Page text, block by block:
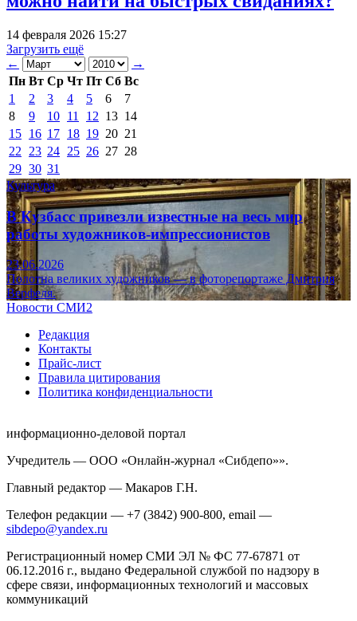
14 февраля 2026 15:27
Загрузить ещё
←
→
Пн Вт Ср Чт Пт Сб Вс
1
2 3 4 5 6
7
8
9 10 11 12 13 14
15 16 17 18 19 20 21
22
23 24 25 26 27 28
29 30 31
Культура
В Кузбасс привезли известные на весь мир
работы художников-импрессионистов
23.06.2026
Полотна великих художников — в фоторепортаже Дмитрия
Верфеля.
Новости СМИ2
Редакция
Контакты
Прайс-лист
Правила цитирования
Политика конфиденциальности
информационно-деловой портал
Учредитель — ООО «Онлайн-журнал «Сибдепо»».
Главный редактор — Макаров Г.Н.
Телефон редакции — +7 (3842) 900-800, email —
sibdepo@yandex.ru
Регистрационный номер СМИ ЭЛ № ФС 77-67871 от
06.12.2016 г., выдано Федеральной службой по надзору в
сфере связи, информационных технологий и массовых
коммуникаций